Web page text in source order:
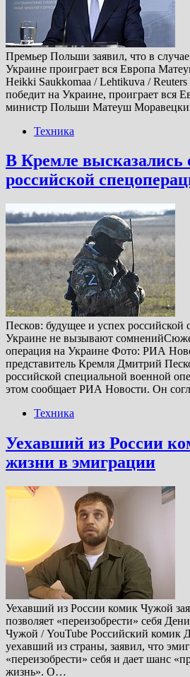
Премьер Польши заявил, что в
Украине проиграет вся Европа
Heikki Saukkomaa / Lehtikuva /
победит на Украине, проиграет вся
министр Польши Матеуш
Техника
В Кремле высказались
российской
Песков: будущее и успех российской
Украине не вызывают
операция на Украине Фото: РИА
представитель Кремля Дмитрий
российской специальной военной
этом сообщает РИА Новости. Он
Техника
Уехавший из России
жизни в эмиграции
Уехавший из России комик Чужой
позволяет «переизобрести» себя
Чужой / YouTube Российский комик
уехавший из страны, заявил, что
«переизобрести» себя и дает шанс
жизнь». О…